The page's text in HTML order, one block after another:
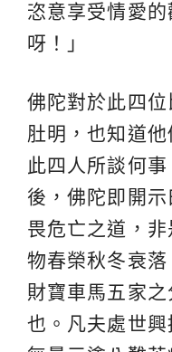
恣意享受情愛
呀！」
佛陀對於此四
肚明，也知道
此四人所談何
後，佛陀即開
畏危亡之道，
物春榮秋冬衰落
財寶車馬五家
也。凡夫處世